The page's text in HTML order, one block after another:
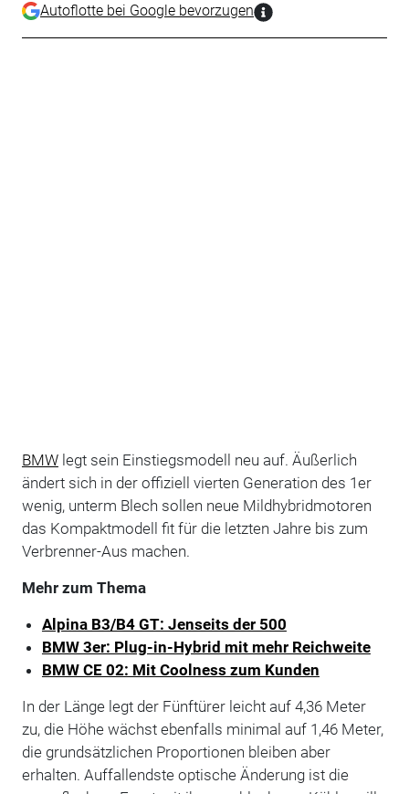
Autoflotte bei Google bevorzugen
BMWlegt sein Einstiegsmodell neu auf. Äußerlich
ändert sich in der offiziell vierten Generation des 1er
wenig, unterm Blech sollen neue Mildhybridmotoren
das Kompaktmodell fit für die letzten Jahre bis zum
Verbrenner-Aus machen.
Mehr zum Thema
Alpina B3/B4 GT: Jenseits der 500
BMW 3er: Plug-in-Hybrid mit mehr Reichweite
BMW CE 02: Mit Coolness zum Kunden
In der Länge legt der Fünftürer leicht auf 4,36 Meter
zu, die Höhe wächst ebenfalls minimal auf 1,46 Meter,
die grundsätzlichen Proportionen bleiben aber
erhalten. Auffallendste optische Änderung ist die